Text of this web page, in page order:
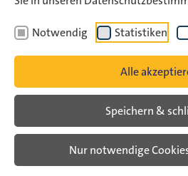
Notwendig Statistiken
Alle
Speichern &
Nur notwendige
News von Anderen
Call for
Peres-Preis 2020
News von Anderen
Die Stiftung Deutsch-